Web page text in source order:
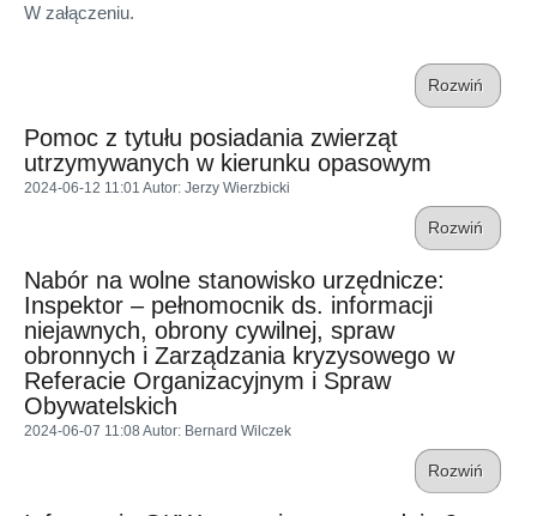
W załączeniu.
Rozwiń
Pomoc z tytułu posiadania zwierząt
utrzymywanych w kierunku opasowym
2024-06-12 11:01 Autor: Jerzy Wierzbicki
Rozwiń
Nabór na wolne stanowisko urzędnicze:
Inspektor – pełnomocnik ds. informacji
niejawnych, obrony cywilnej, spraw
obronnych i Zarządzania kryzysowego w
Referacie Organizacyjnym i Spraw
Obywatelskich
2024-06-07 11:08 Autor: Bernard Wilczek
Rozwiń